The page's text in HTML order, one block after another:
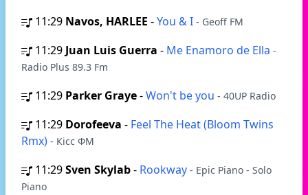
11:29 Navos, HARLEE -You & I - Geoff FM
11:29 Juan Luis Guerra - Me Enamoro de Ella -
Radio Plus 89.3 Fm
11:29 Parker Graye-Won't be you - 40UP Radio
11:29 Dorofeeva - Feel The Heat (Bloom Twins
Rmx) - Кісс ФМ
11:29Sven Skylab- Rookway - Epic Piano - Solo
Piano